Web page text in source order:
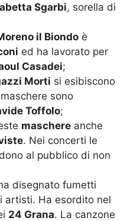
Sgarbi, sorella di
il Biondo è
ed ha lavorato per
Casadei;
Morti si esibiscono
sono
Toffolo;
maschere anche
. Nei concerti le
al pubblico di non
disegnato fumetti
artisti. Ha esordito nel
24 Grana. La canzone